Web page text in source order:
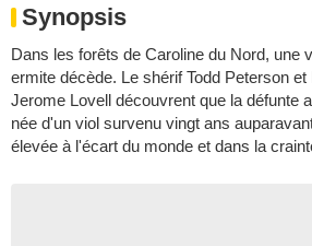
Synopsis
Dans les forêts de Caroline du Nord, une
ermite décède. Le shérif Todd Peterson
Jerome Lovell découvrent que la défunte
née d'un viol survenu vingt ans
élevée à l'écart du monde et dans la